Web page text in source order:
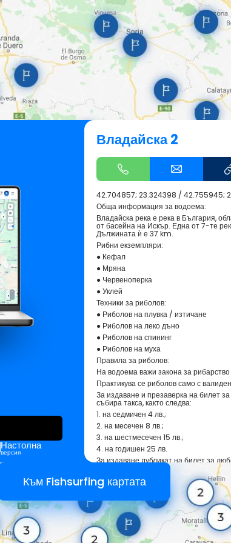
Настолна
версия
Владайска 2
42.704857; 23.324398 / 42.755945;
Обща информация за водоема:
Владайска река е река в България,
от басейна на Искър. Една от 7-те
Дължината ѝ е 37 km.
Рибни екземпляри:
● Кефал
● Мряна
● Червеноперка
● Уклей
Техники за риболов:
● Риболов на плувка / изтичане
● Риболов на леко дъно
● Риболов на спининг
● Риболов на муха
Правила за риболов:
На водоема важи закона за
Практикува се риболов само с
За издаване и презаверка на билет
събира такса, както следва:
1. на седмичен 4 лв.;
2. на месечен 8 лв.;
3. на шестмесечен 15 лв.;
4. на годишен 25 лв.
За издаване дубликат на билет за
Физическите лица могат да
на Черно море при спазване
Децата до 14-годишна възраст и
любителски риболов с безплатен
риболов, като: 1. на децата до 14
валидност до навършването им;
2. на хората с увреждания до
Към Fishsurfing картата